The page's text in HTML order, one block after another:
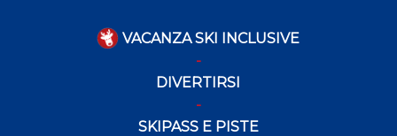
VACANZA SKI INCLUSIVE
DIVERTIRSI
SKIPASS E PISTE